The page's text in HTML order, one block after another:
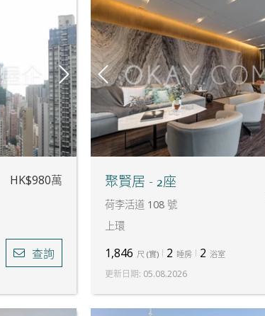
HK$980萬
查詢
聚賢居 - 2座
荷李活道 108 號
上環
1,846 尺 (實) 2 睡房 2 浴室
更新日期: 05.08.2026